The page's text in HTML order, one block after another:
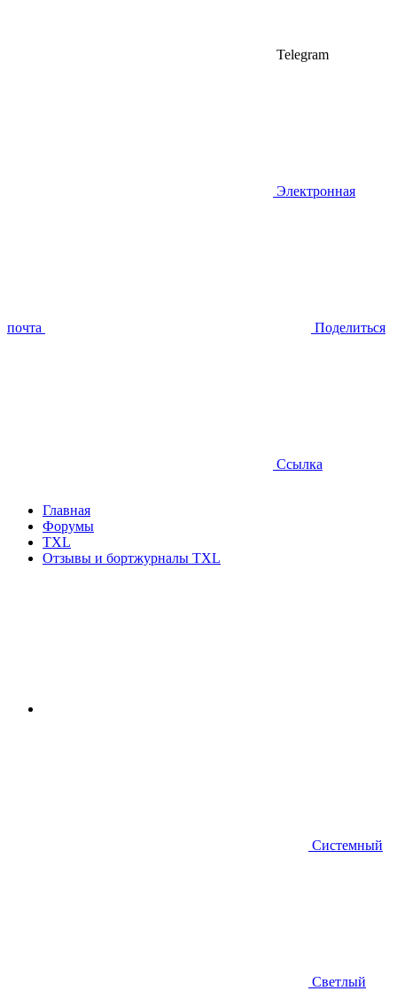
Telegram
Электронная
почта Поделиться
Ссылка
Главная
Форумы
TXL
Отзывы и бортжурналы TXL
Системный
Светлый